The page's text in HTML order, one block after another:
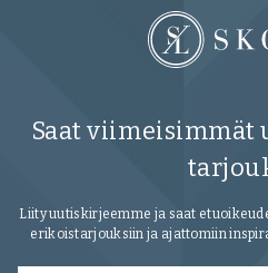
Saat viimeisimmät
Liity uutiskirjeemme ja saat
erikoistarjouksiin ja ajattomiin